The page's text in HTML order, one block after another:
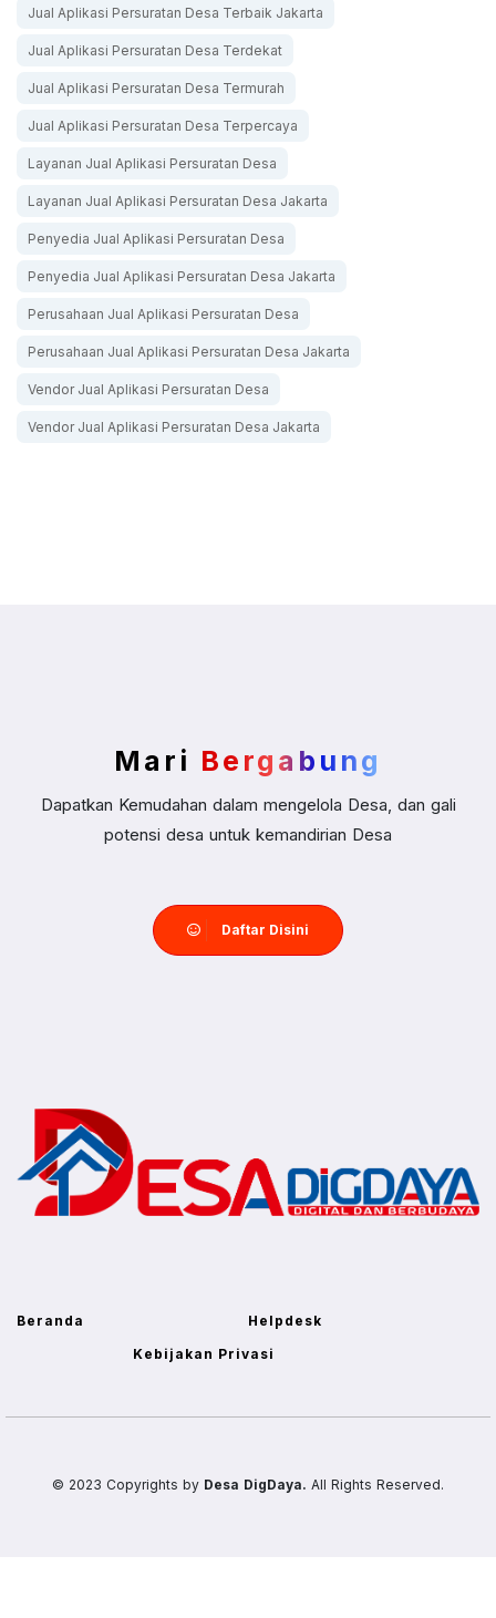
Jual Aplikasi Persuratan Desa Terbaik Jakarta
Jual Aplikasi Persuratan Desa Terdekat
Jual Aplikasi Persuratan Desa Termurah
Jual Aplikasi Persuratan Desa Terpercaya
Layanan Jual Aplikasi Persuratan Desa
Layanan Jual Aplikasi Persuratan Desa Jakarta
Penyedia Jual Aplikasi Persuratan Desa
Penyedia Jual Aplikasi Persuratan Desa Jakarta
Perusahaan Jual Aplikasi Persuratan Desa
Perusahaan Jual Aplikasi Persuratan Desa Jakarta
Vendor Jual Aplikasi Persuratan Desa
Vendor Jual Aplikasi Persuratan Desa Jakarta
Mari Bergabung
Dapatkan Kemudahan dalam mengelola Desa, dan gali
potensi desa untuk kemandirian Desa
Daftar Disini
Beranda
Helpdesk
Kebijakan Privasi
© 2023 Copyrights by Desa DigDaya. All Rights Reserved.